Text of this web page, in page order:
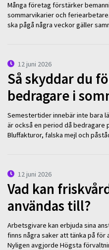
Många företag förstärker
sommarvikarier och
ska pågå några veckor gäller
12 juni 2026
Så skyddar du
bedragare i
Semestertider innebär inte bara
är också en period då bedragare
Bluffakturor, falska mejl och
12 juni 2026
Vad kan
användas till?
Arbetsgivare kan erbjuda sina
finns några saker att tänka på
Nyligen avgjorde Högsta